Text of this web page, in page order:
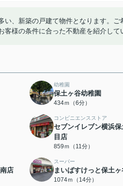
い、新築の戸建て物件となります。
客様の条件に合った不動産を紹介して
幼稚園
保土ヶ谷幼稚園
434ｍ（6分）
コンビニエンスストア
セブンイレブン横浜
目店
859ｍ（11分）
店
スーパー
まいばすけっと保土
1074ｍ（14分）